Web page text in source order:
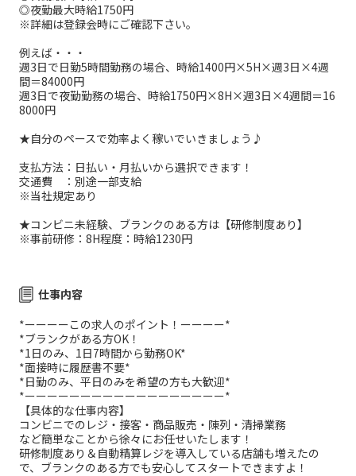
◎夜勤最大時給1750円
※詳細は登録会時にご確認下さい。
例えば・・・
週3日で日勤5時間勤務の場合、時給1400円×5H×週3日×4週
間＝84000円
週3日で夜勤勤務の場合、時給1750円×8H×週3日×4週間＝16
8000円
★自分のペースで効率よく稼いでいきましょう♪
支払方法：日払い・月払いから選択できます！
交通費 ：別途一部支給
※当社規定あり
★コンビニ未経験、ブランクのある方は【研修制度あり】
※事前研修：8H程度：時給1230円
仕事内容
*ーーーーこの求人のポイント！ーーーー*
*ブランクがある方OK！
*1日のみ、1日7時間から勤務OK*
*面接時に履歴書不要*
*日勤のみ、平日のみを希望の方も大歓迎*
*ーーーーーーーーーーーーーーーーーー*
【具体的な仕事内容】
コンビニでのレジ・接客・商品販売・陳列・清掃業務
など簡単なことから徐々にお任せいたします！
研修制度あり＆自動精算レジを導入している店舗も増えたの
で、ブランクのある方でも安心してスタートできますよ！